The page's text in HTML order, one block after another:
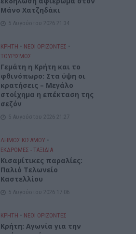
Μάνο Χατζηδάκι
5 Αυγούστου 2026 21:34
ΚΡΗΤΗ • ΝΕΟΙ ΟΡΙΖΟΝΤΕΣ •
ΤΟΥΡΙΣΜΟΣ
Γεμάτη η Κρήτη και το
φθινόπωρο: Στα ύψη οι
κρατήσεις – Μεγάλο
στοίχημα η επέκταση της
σεζόν
5 Αυγούστου 2026 21:27
ΔΉΜΟΣ ΚΙΣΆΜΟΥ •
ΕΚΔΡΟΜΈΣ - ΤΑΞΊΔΙΑ
Kισαμίτικες παραλίες:
Παλιό Τελωνείο
Καστελλίου
5 Αυγούστου 2026 17:06
ΚΡΗΤΗ • ΝΕΟΙ ΟΡΙΖΟΝΤΕΣ
Kρήτη: Αγωνία για την